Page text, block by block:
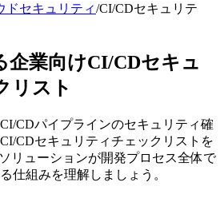
ドセキュリティ/CI/CDセキュリテ
企業向けCI/CDセキュ
リスト
CDパイプラインのセキュリティ確
CDセキュリティチェックリストを
リューションが開発プロセス全体で
仕組みを理解しましょう。